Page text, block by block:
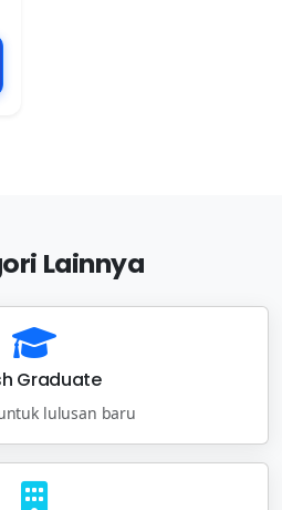
Lainnya
Graduate
lulusan baru